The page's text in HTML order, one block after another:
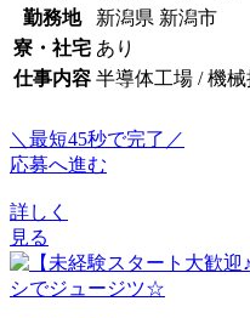
勤務地
新潟県 新潟市
寮・社宅 あり
仕事内容 半導体工場 / 機
＼最短45秒で完了／
応募へ進む
詳しく
見る